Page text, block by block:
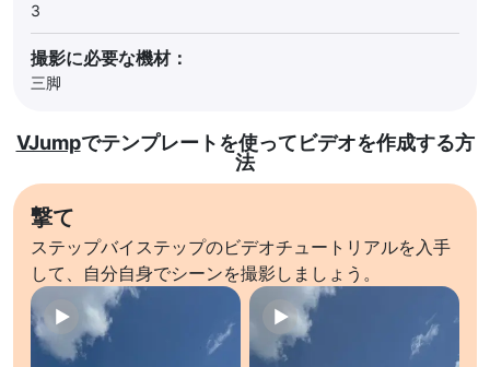
3
撮影に必要な機材：
三脚
VJumpでテンプレートを使ってビデオを作成する方
法
撃て
ステップバイステップのビデオチュートリアルを入手
して、自分自身でシーンを撮影しましょう。